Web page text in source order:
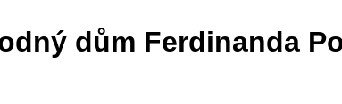
dům Ferdinanda